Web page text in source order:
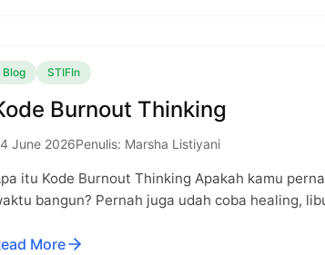
Blog STIFIn
Burnout Thinking
June 2026Penulis: Marsha Listiyani
itu Kode Burnout Thinking Apakah kamu
bangun? Pernah juga udah coba healing,
More